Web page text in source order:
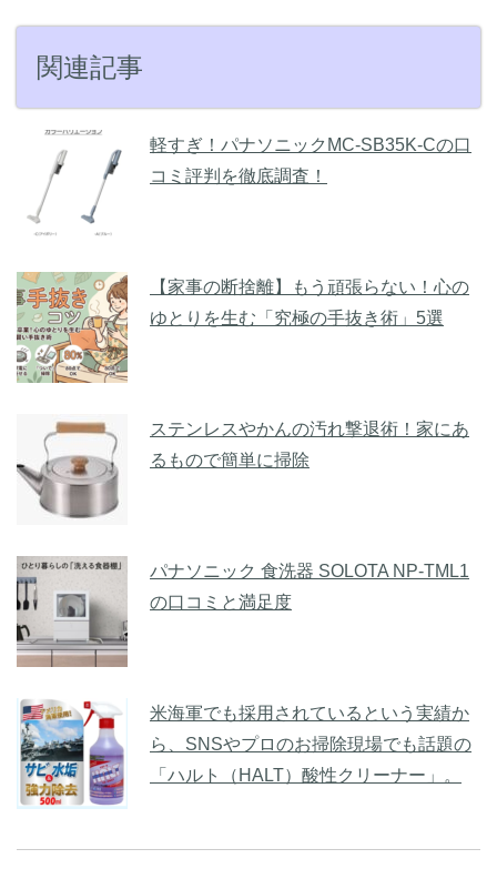
関連記事
軽すぎ！パナソニックMC-SB35K-Cの口
コミ評判を徹底調査！
【家事の断捨離】もう頑張らない！心の
ゆとりを生む「究極の手抜き術」5選
ステンレスやかんの汚れ撃退術！家にあ
るもので簡単に掃除
パナソニック 食洗器 SOLOTA NP-TML1
の口コミと満足度
米海軍でも採用されているという実績か
ら、SNSやプロのお掃除現場でも話題の
「ハルト（HALT）酸性クリーナー」。